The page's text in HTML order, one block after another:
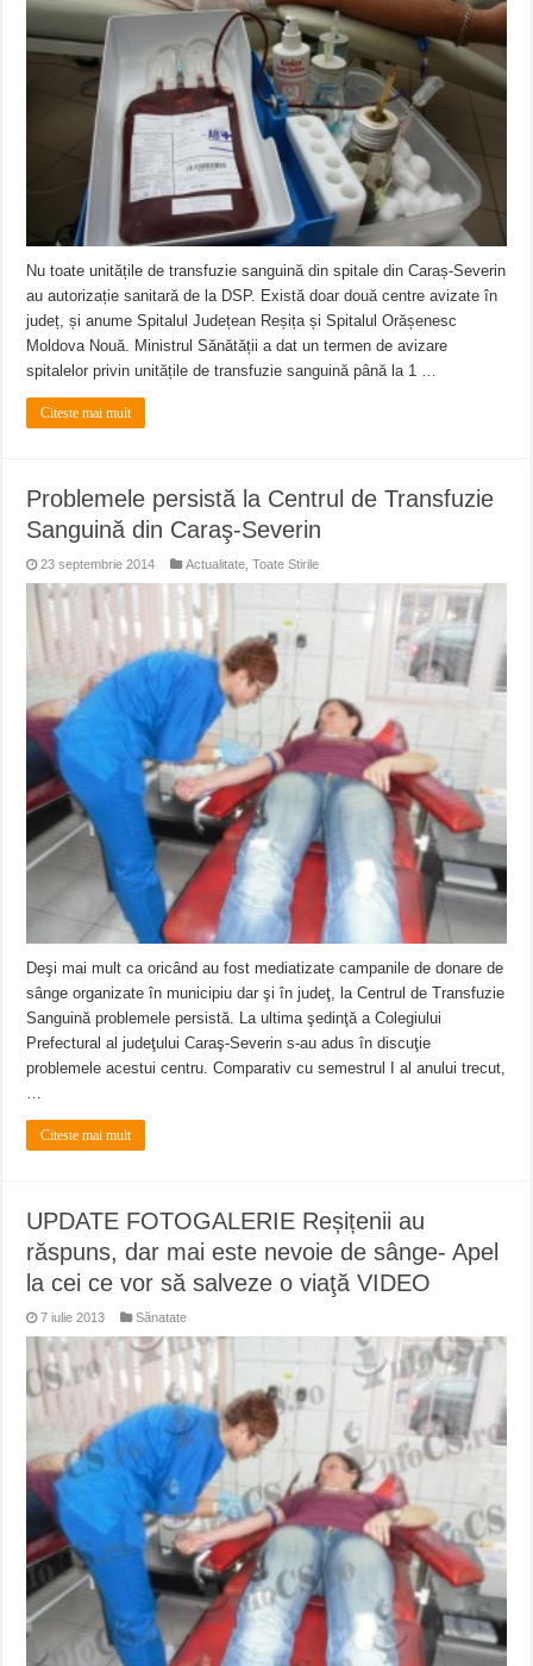
Nu toate unitățile de transfuzie sanguină din spitale din Caraș-Severin
au autorizație sanitară de la DSP. Există doar două centre avizate în
județ, și anume Spitalul Județean Reșița și Spitalul Orășenesc
Moldova Nouă. Ministrul Sănătății a dat un termen de avizare
spitalelor privin unitățile de transfuzie sanguină până la 1 …
Citeste mai mult
Problemele persistă la Centrul de Transfuzie
Sanguină din Caraş-Severin
23 septembrie 2014 Actualitate ,Toate Stirile
Deşi mai mult ca oricând au fost mediatizate campanile de donare de
sânge organizate în municipiu dar şi în judeţ, la Centrul de Transfuzie
Sanguină problemele persistă. La ultima şedinţă a Colegiului
Prefectural al judeţului Caraş-Severin s-au adus în discuţie
problemele acestui centru. Comparativ cu semestrul I al anului trecut,
Citeste mai mult
UPDATE FOTOGALERIE Reșițenii au
răspuns, dar mai este nevoie de sânge- Apel
la cei ce vor să salveze o viaţă VIDEO
7 iulie 2013 Sănatate